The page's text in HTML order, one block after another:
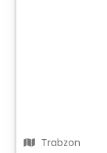
Trabzon